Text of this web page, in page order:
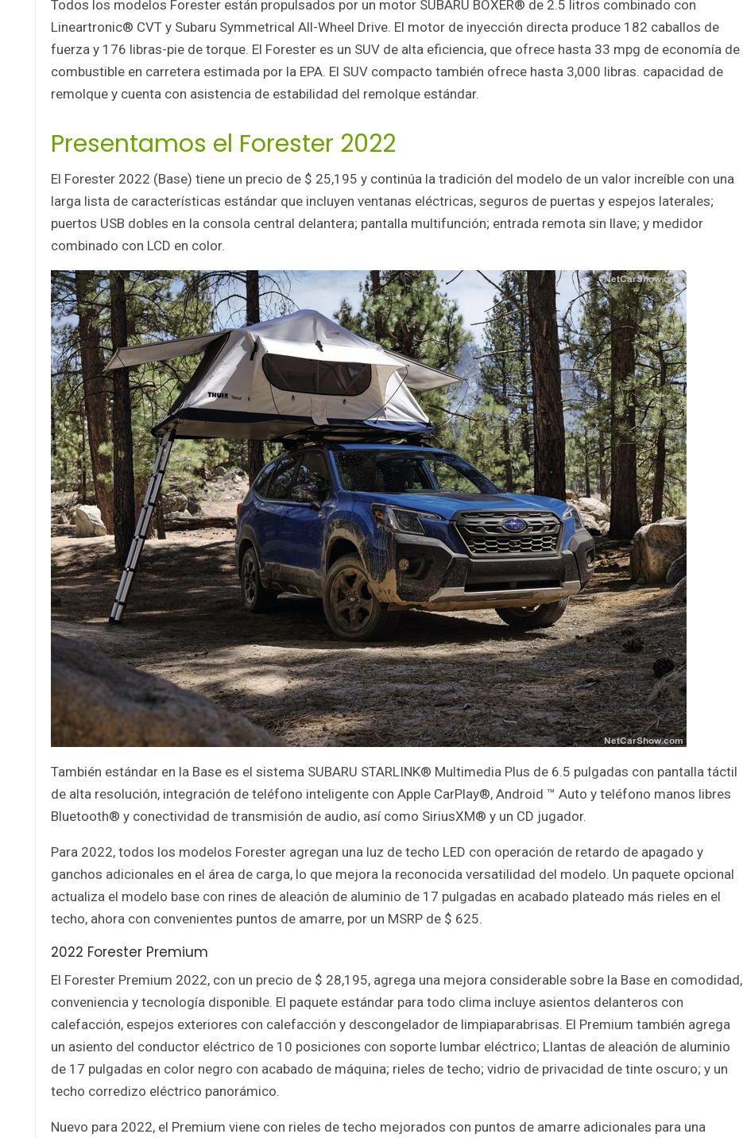
Todos los modelos Forester están propulsados ​​por un motor SUBARU BOXER® de 2.5 litros combinado con
Lineartronic® CVT y Subaru Symmetrical All-Wheel Drive. El motor de inyección directa produce 182 caballos de
fuerza y ​​176 libras-pie de torque. El Forester es un SUV de alta eficiencia, que ofrece hasta 33 mpg de economía de
combustible en carretera estimada por la EPA. El SUV compacto también ofrece hasta 3,000 libras. capacidad de
remolque y cuenta con asistencia de estabilidad del remolque estándar.
Presentamos el Forester 2022
El Forester 2022 (Base) tiene un precio de $ 25,195 y continúa la tradición del modelo de un valor increíble con una
larga lista de características estándar que incluyen ventanas eléctricas, seguros de puertas y espejos laterales;
puertos USB dobles en la consola central delantera; pantalla multifunción; entrada remota sin llave; y medidor
combinado con LCD en color.
También estándar en la Base es el sistema SUBARU STARLINK® Multimedia Plus de 6.5 pulgadas con pantalla táctil
de alta resolución, integración de teléfono inteligente con Apple CarPlay®, Android ™ Auto y teléfono manos libres
Bluetooth® y conectividad de transmisión de audio, así como SiriusXM® y un CD jugador.
Para 2022, todos los modelos Forester agregan una luz de techo LED con operación de retardo de apagado y
ganchos adicionales en el área de carga, lo que mejora la reconocida versatilidad del modelo. Un paquete opcional
actualiza el modelo base con rines de aleación de aluminio de 17 pulgadas en acabado plateado más rieles en el
techo, ahora con convenientes puntos de amarre, por un MSRP de $ 625.
2022 Forester Premium
El Forester Premium 2022, con un precio de $ 28,195, agrega una mejora considerable sobre la Base en comodidad,
conveniencia y tecnología disponible. El paquete estándar para todo clima incluye asientos delanteros con
calefacción, espejos exteriores con calefacción y descongelador de limpiaparabrisas. El Premium también agrega
un asiento del conductor eléctrico de 10 posiciones con soporte lumbar eléctrico; Llantas de aleación de aluminio
de 17 pulgadas en color negro con acabado de máquina; rieles de techo; vidrio de privacidad de tinte oscuro; y un
techo corredizo eléctrico panorámico.
Nuevo para 2022, el Premium viene con rieles de techo mejorados con puntos de amarre adicionales para una